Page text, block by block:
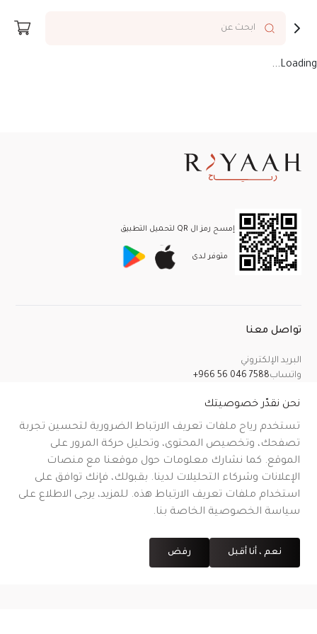
ابحث عن
Loading...
إمسح رمز ال QR لتحميل التطبيق
متوفر لـدى
تواصل معنا
البريد الإلكتروني
واتساب+966 56 046 7588
سياسة الإرجاع والاسترداد والإلغاء
CR No.| VAT No.
رقم شهادة التوثيق على منصة معروف
نحن نقدّر خصوصيتك
تستخدم رياح ملفات تعريف الارتباط الضرورية لتحسين تجربة
تصفحك، وتخصيص المحتوى، وتحليل حركة المرور على
الموقع. كما نشارك معلومات حول موقعنا مع منصات
الإعلانات وشركاء التحليلات لدينا. بقبولك، فإنك توافق على
استخدام ملفات تعريف الارتباط هذه. للمزيد، يرجى الاطلاع على
سياسة الخصوصية الخاصة بنا.
نعم ، أنا أقبل رفض